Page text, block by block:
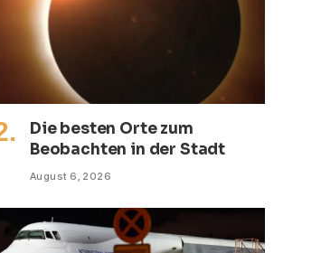
Die besten Orte zum
Beobachten in der Stadt
August 6, 2026